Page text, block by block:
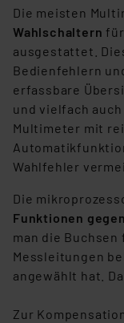
„Einige
Daten in den
Cookies dieser
die Verarbeitung
(1) lit. a DSGVO.
und zu der
der
dass die USA als
besteht etwa das
hiergegen
Unsere
Europäischen
Die meisten
Wahlschaltern
ausgestattet.
Bedienfehlern
erfassbare
und vielfach
Multimeter mit
Wahlfehler
Die
Funktionen
man die
Messleitungen
angewählt hat.
Zur